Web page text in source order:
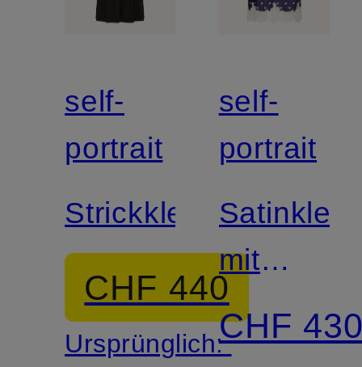
self-
portrait
Strickkleid
CHF 440
Ursprünglich:
self-
portrait
Satinkleid
mit
Spitze
CHF